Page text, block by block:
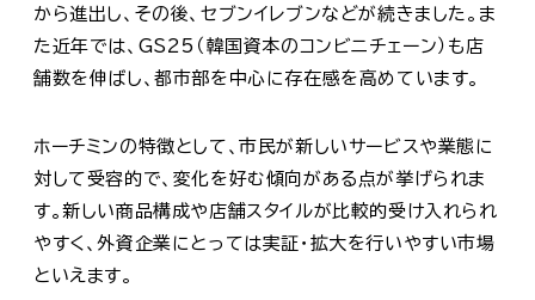
から進出し、その後、セブンイレブンなどが続きました。ま
た近年では、GS25（韓国資本のコンビニチェーン）も店
舗数を伸ばし、都市部を中心に存在感を高めています。
ホーチミンの特徴として、市民が新しいサービスや業態に
対して受容的で、変化を好む傾向がある点が挙げられま
す。新しい商品構成や店舗スタイルが比較的受け入れられ
やすく、外資企業にとっては実証・拡大を行いやすい市場
といえます。